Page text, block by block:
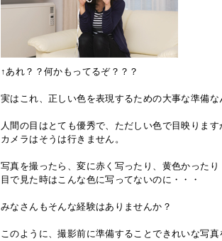
↑あれ？？何かもってるぞ？？？
実はこれ、正しい色を表現するための大事な準備な
人間の目はとても優秀で、ただしい色で目映ります
カメラはそうは行きません。
写真を撮ったら、変に赤く写ったり、黄色かったり
目で見た時はこんな色に写ってないのに・・・
みなさんもそんな経験はありませんか？
このように、撮影前に準備することできれいな写